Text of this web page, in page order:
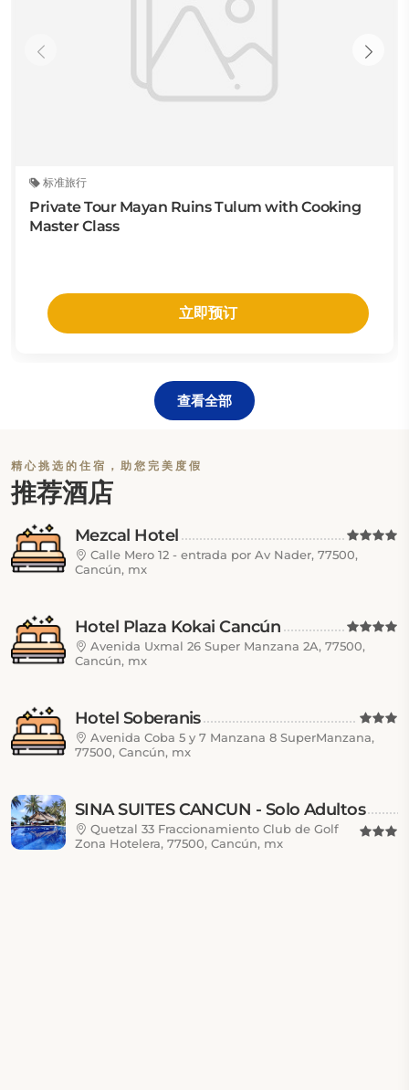
标准旅行
Private Tour Mayan Ruins Tulum with Cooking
Master Class
立即预订
查看全部
精心挑选的住宿，助您完美度假
推荐酒店
Mezcal Hotel
Calle Mero 12 - entrada por Av Nader, 77500,
Cancún, mx
Hotel Plaza Kokai Cancún
Avenida Uxmal 26 Super Manzana 2A, 77500,
Cancún, mx
Hotel Soberanis
Avenida Coba 5 y 7 Manzana 8 SuperManzana,
77500, Cancún, mx
SINA SUITES CANCUN - Solo Adultos
Quetzal 33 Fraccionamiento Club de Golf
Zona Hotelera, 77500, Cancún, mx